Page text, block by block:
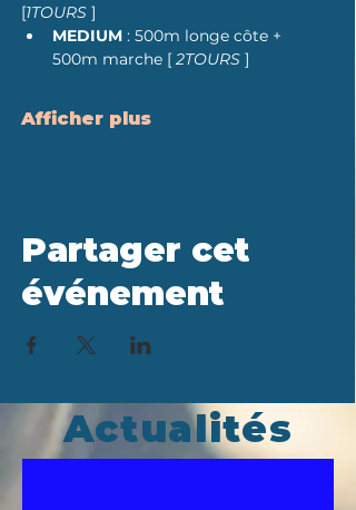
[1TOURS ]
MEDIUM : 500m longe côte +
500m marche [ 2TOURS ]
Afficher plus
Partager cet
événement
Actualités